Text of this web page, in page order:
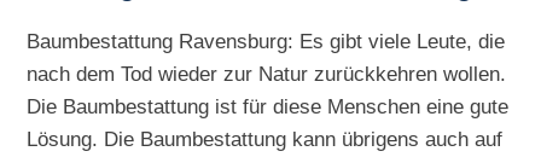
Baumbestattung Ravensburg: Es gibt viele Leute, die
nach dem Tod wieder zur Natur zurückkehren wollen.
Die Baumbestattung ist für diese Menschen eine gute
Lösung. Die Baumbestattung kann übrigens auch auf